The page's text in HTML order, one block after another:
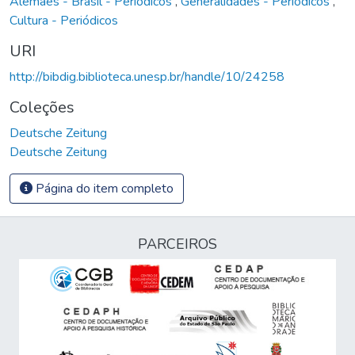
Cultura - Periódicos
URI
http://bibdig.biblioteca.unesp.br/handle/10/24258
Coleções
Deutsche Zeitung
Deutsche Zeitung
Página do item completo
PARCEIROS